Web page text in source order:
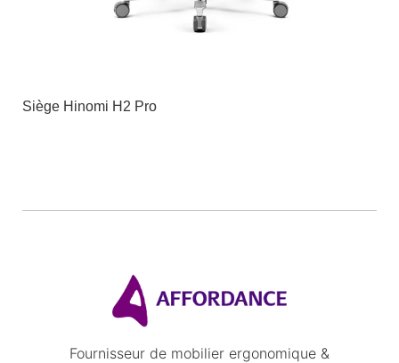
Siège Hinomi H2 Pro
Fournisseur de mobilier ergonomique &